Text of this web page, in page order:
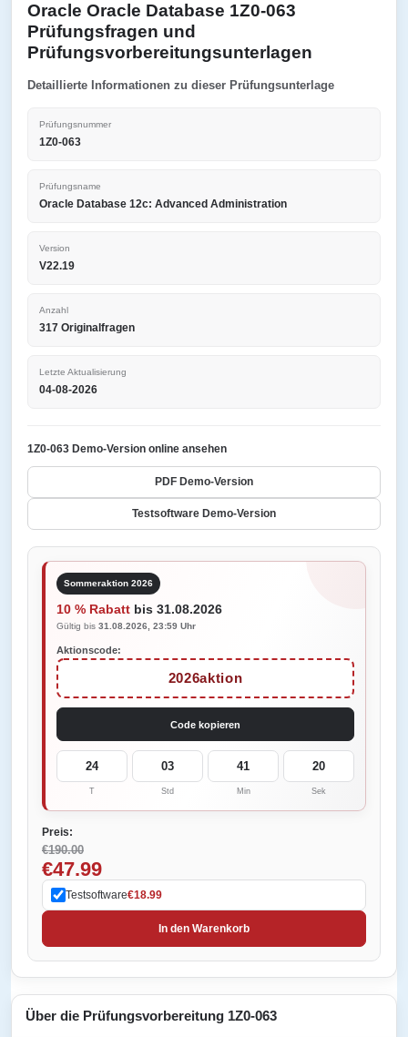
Oracle Oracle Database 1Z0-063
Prüfungsfragen und
Prüfungsvorbereitungsunterlagen
Detaillierte Informationen zu dieser Prüfungsunterlage
Prüfungsnummer
1Z0-063
Prüfungsname
Oracle Database 12c: Advanced Administration
Version
V22.19
Anzahl
317 Originalfragen
Letzte Aktualisierung
04-08-2026
1Z0-063 Demo-Version online ansehen
PDF Demo-Version
Testsoftware Demo-Version
Sommeraktion 2026
10 % Rabatt bis 31.08.2026
Gültig bis 31.08.2026, 23:59 Uhr
Aktionscode:
2026aktion
Code kopieren
24
T
03
Std
41
Min
20
Sek
Preis:
€190.00
€47.99
Testsoftware€18.99
In den Warenkorb
Über die Prüfungsvorbereitung 1Z0-063